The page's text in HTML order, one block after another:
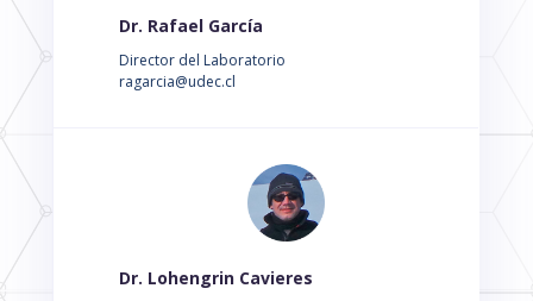
Dr. Rafael García
Director del Laboratorio
ragarcia@udec.cl
Dr. Lohengrin Cavieres